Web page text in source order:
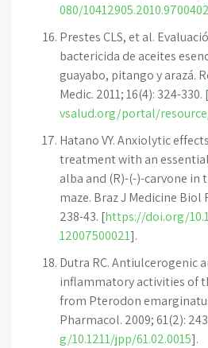
080/10412905.2010.9700402
Prestes CLS, et al.
bactericida de aceites
guayabo, pitango y arazá.
Medic. 2011; 16(4): 324-330. [
vsalud.org/portal/
Hatano VY. Anxiolytic
treatment with an
alba and (R)-(-)-carvone in
maze. Braz J Medicine Biol
238-43. [https://doi.org/
12007500021].
Dutra RC. Antiulcerogenic
inflammatory activities of
from Pterodon
Pharmacol. 2009; 61(2):
g/10.1211/jpp/61.02.0015].